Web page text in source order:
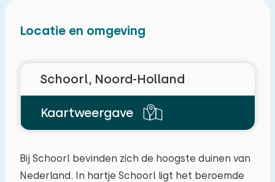
Locatie en omgeving
Schoorl, Noord-Holland
Kaartweergave
Bij Schoorl bevinden zich de hoogste duinen van
Nederland. In hartje Schoorl ligt het beroemde